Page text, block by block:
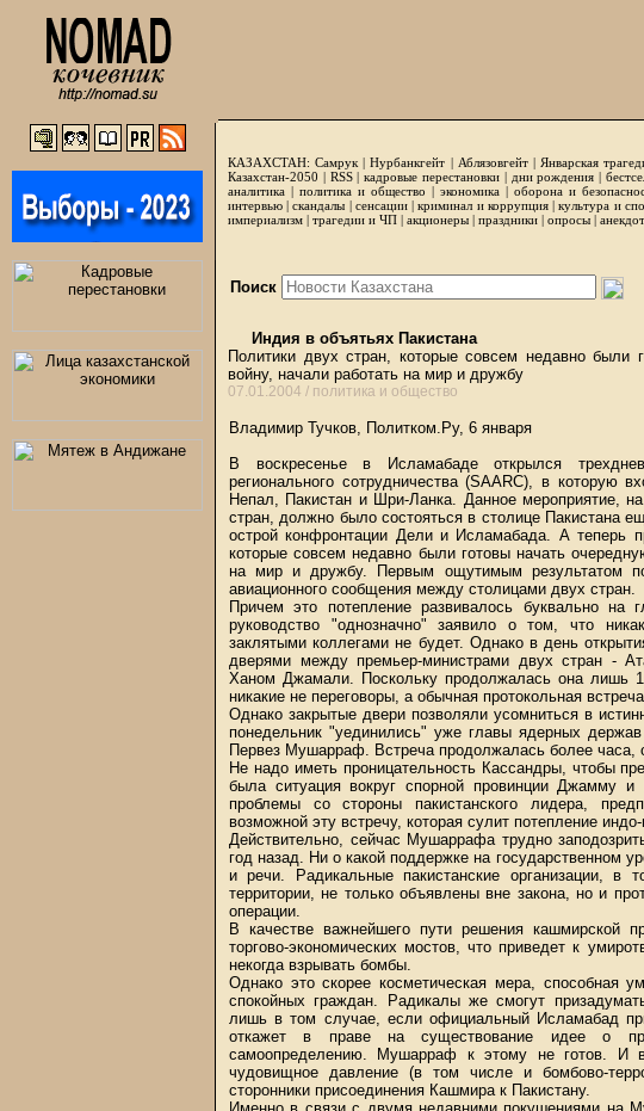
КАЗАХСТАН: Самрук |Нурбанкгейт | Аблязовгейт| Январская
Казахстан-2050 | RSS|кадровые перестановки| дни рождения |
аналитика | политика и общество | экономика | оборона и
интервью |скандалы | сенсации|криминал и коррупция|культура и
империализм | трагедии и ЧП | акционеры | праздники | опросы |
Поиск
Индия в объятьях Пакистана
Политики двух стран, которые совсем недавно были
войну, начали работать на мир и дружбу
07.01.2004 / политика и общество
Владимир Тучков, Политком.Ру, 6 января
В воскресенье в Исламабаде открылся
регионального сотрудничества (SAARC), в которую
Непал, Пакистан и Шри-Ланка. Данное мероприятие,
стран, должно было состояться в столице Пакистана
острой конфронтации Дели и Исламабада. А теперь
которые совсем недавно были готовы начать
на мир и дружбу. Первым ощутимым результатом
авиационного сообщения между столицами двух стран.
Причем это потепление развивалось буквально на
руководство "однозначно" заявило о том, что
заклятыми коллегами не будет. Однако в день
дверями между премьер-министрами двух стран -
Ханом Джамали. Поскольку продолжалась она лишь
никакие не переговоры, а обычная протокольная
Однако закрытые двери позволяли усомниться в
понедельник "уединились" уже главы ядерных
Первез Мушарраф. Встреча продолжалась более часа,
Не надо иметь проницательность Кассандры, чтобы
была ситуация вокруг спорной провинции Джамму
проблемы со стороны пакистанского лидера,
возможной эту встречу, которая сулит потепление
Действительно, сейчас Мушаррафа трудно
год назад. Ни о какой поддержке на государственном
и речи. Радикальные пакистанские организации, в
территории, не только объявлены вне закона, но и
операции.
В качестве важнейшего пути решения кашмирской
торгово-экономических мостов, что приведет к
некогда взрывать бомбы.
Однако это скорее косметическая мера, способная
спокойных граждан. Радикалы же смогут
лишь в том случае, если официальный Исламабад
откажет в праве на существование идее о
самоопределению. Мушарраф к этому не готов. И
чудовищное давление (в том числе и бомбово-
сторонники присоединения Кашмира к Пакистану.